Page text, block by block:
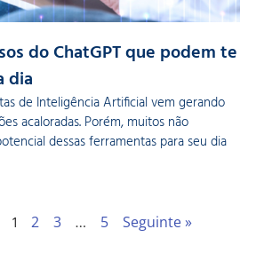
do ChatGPT que podem te
dia
de Inteligência Artificial vem gerando
acaloradas. Porém, muitos não
dessas ferramentas para seu dia
1 2 3 … 5 Seguinte »